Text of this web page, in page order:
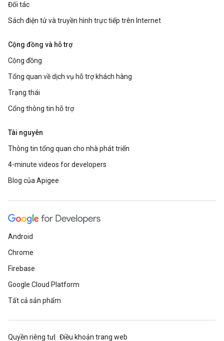
Đối tác
Sách điện tử và truyền hình trực tiếp trên Internet
Cộng đồng và hỗ trợ
Cộng đồng
Tổng quan về dịch vụ hỗ trợ khách hàng
Trạng thái
Cổng thông tin hỗ trợ
Tài nguyên
Thông tin tổng quan cho nhà phát triển
4-minute videos for developers
Blog của Apigee
Android
Chrome
Firebase
Google Cloud Platform
Tất cả sản phẩm
Quyền riêng tư Điều khoản trang web